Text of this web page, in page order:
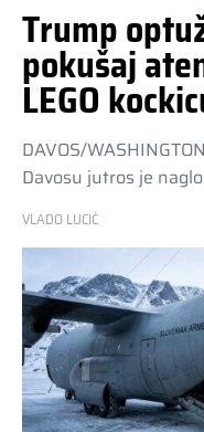
Trump
pokušaj
LEGO
DAVOS/
Davosu jutros je
VLADO LUCIĆ